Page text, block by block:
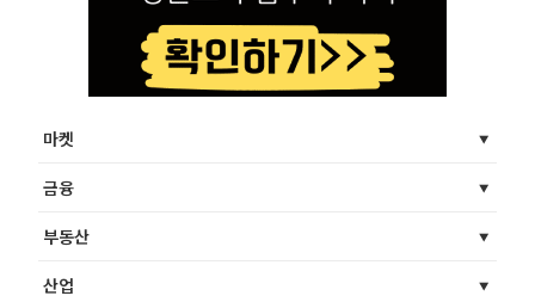
마켓
금융
부동산
산업